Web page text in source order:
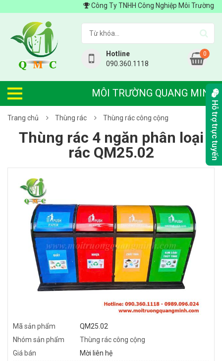
Công Ty TNHH Công Nghiệp Môi Trường
Hotline
090.360.1118
0
MÔI TRƯỜNG QUANG MINH
Trang chủ Thùng rác Thùng rác công cộng
Thùng rác 4 ngăn phân loại
rác QM25.02
Mã sản phẩm
QM25.02
Nhóm sản phẩm
Thùng rác công cộng
Giá bán
Mời liên hệ
Hỗ trợ trực tuyến